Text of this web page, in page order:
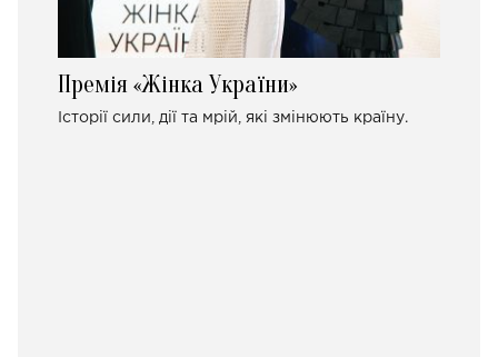
Премія «Жінка України»
Історії сили, дії та мрій, які змінюють країну.